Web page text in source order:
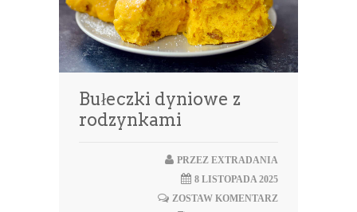
Bułeczki dyniowe z
rodzynkami
PRZEZ EXTRADANIA
8 LISTOPADA 2025
ZOSTAW KOMENTARZ